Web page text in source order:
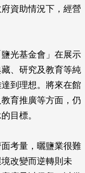
資助情況下，經營
光基金會」在展示
、研究及教育等純
到理想。將來在館
育推廣等方面，仍
目標。
考量，曬鹽業很難
改變而逆轉則未